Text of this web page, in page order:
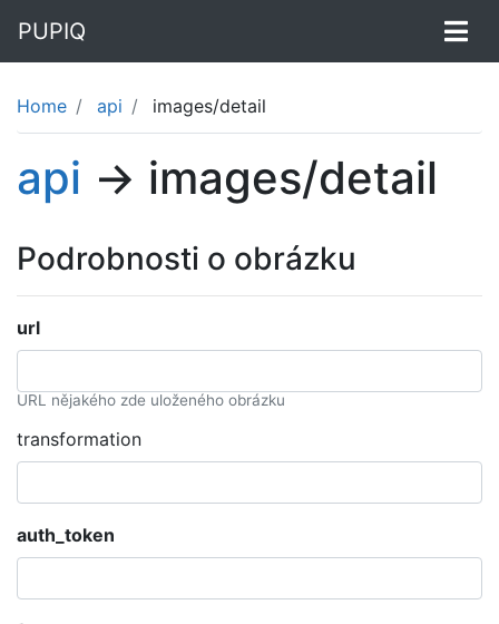
PUPIQ
Home api images/detail
api → images/detail
Podrobnosti o obrázku
url
URL nějakého zde uloženého obrázku
transformation
auth_token